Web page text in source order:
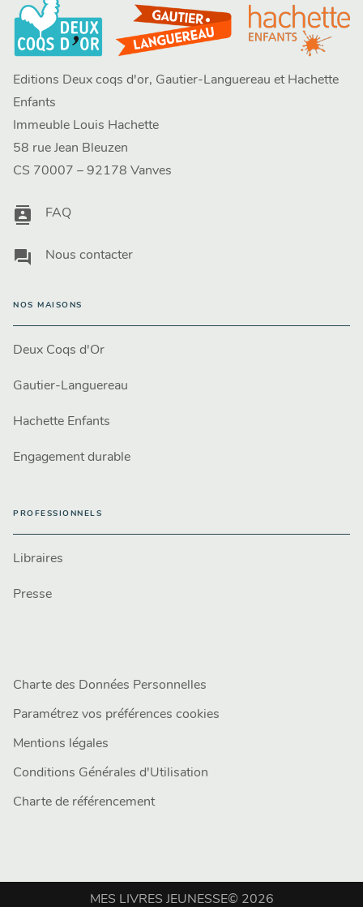
Editions Deux coqs d'or, Gautier-Languereau et Hachette
Enfants
Immeuble Louis Hachette
58 rue Jean Bleuzen
CS 70007 – 92178 Vanves
contacts FAQ
question_answer Nous contacter
NOS MAISONS
Deux Coqs d'Or
Gautier-Languereau
Hachette Enfants
Engagement durable
PROFESSIONNELS
Libraires
Presse
Charte des Données Personnelles
Paramétrez vos préférences cookies
Mentions légales
Conditions Générales d'Utilisation
Charte de référencement
MES LIVRES JEUNESSE© 2026